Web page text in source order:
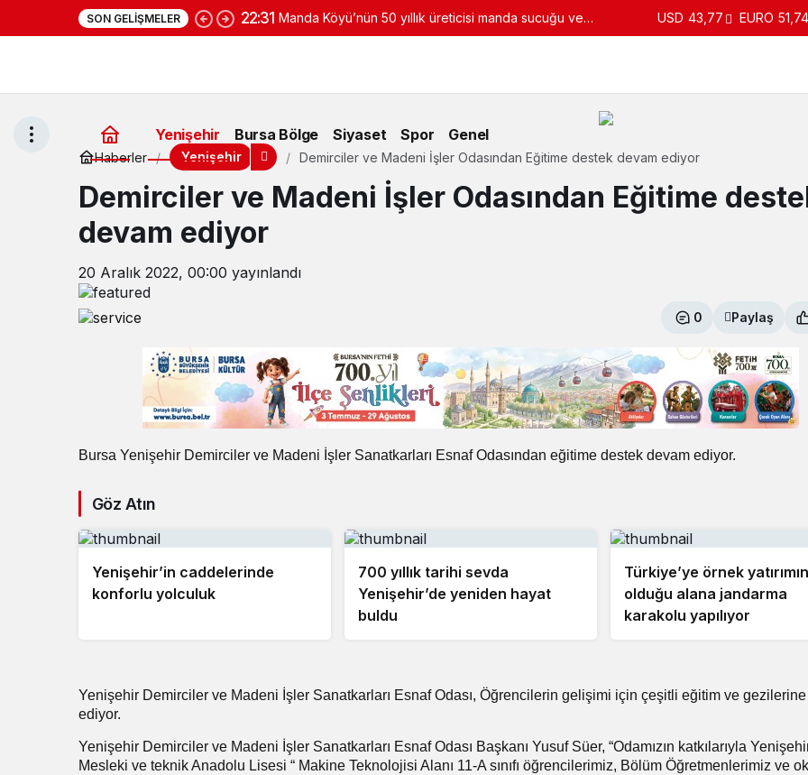
SON GELIŞMELER 22:31 Manda Köyü’nün 50 yıllık üreticisi manda sucuğu ve USD 43,77 EURO 51,74
Yenişehir Bursa Bölge Siyaset Spor Genel
Haberler Yenişehir Demirciler ve Madeni İşler Odasından Eğitime destek devam ediyor
Demirciler ve Madeni İşler Odasından Eğitime
devam ediyor
20 Aralık 2022, 00:00 yayınlandı
0 Paylaş
Bursa Yenişehir Demirciler ve Madeni İşler Sanatkarları Esnaf Odasından eğitime destek devam ediyor.
Göz Atın
Yenişehir’in caddelerinde
konforlu yolculuk
700 yıllık tarihi sevda
Yenişehir’de yeniden hayat
buldu
Türkiye’ye örnek yatırımın
olduğu alana jandarma
karakolu yapılıyor
Yenişehir Demirciler ve Madeni İşler Sanatkarları Esnaf Odası, Öğrencilerin gelişimi için çeşitli eğitim ve
ediyor.
Yenişehir Demirciler ve Madeni İşler Sanatkarları Esnaf Odası Başkanı Yusuf Süer, “Odamızın katkılarıyla
Mesleki ve teknik Anadolu Lisesi “ Makine Teknolojisi Alanı 11-A sınıfı öğrencilerimiz, Bölüm Öğretmenlerimiz ve